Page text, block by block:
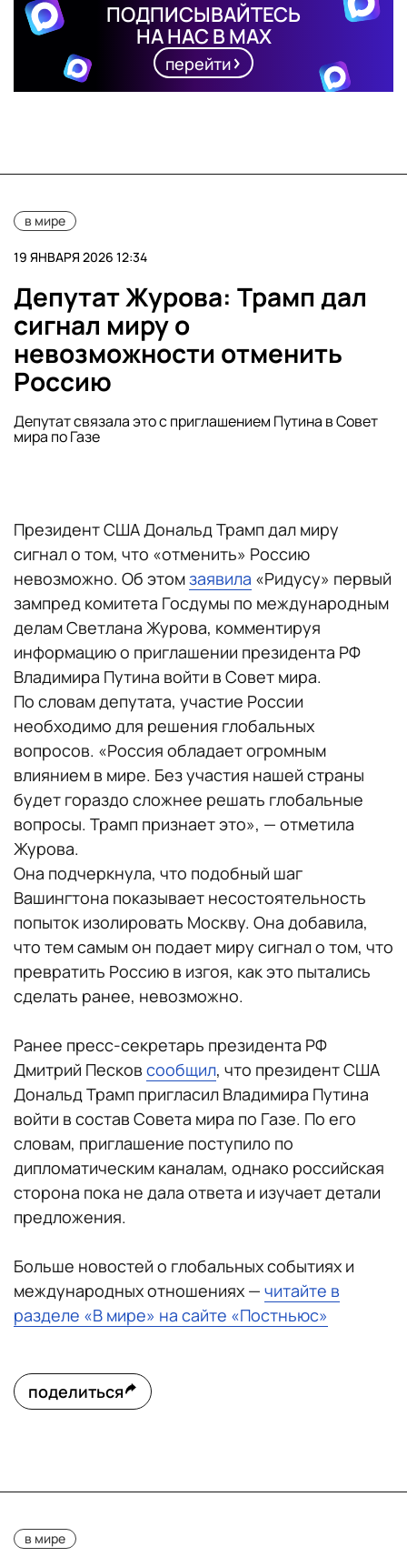
ПОДПИСЫВАЙТЕСЬ
НА НАС В MAX
перейти
в мире
19 ЯНВАРЯ 2026 12:34
Депутат Журова: Трамп дал
сигнал миру о
невозможности отменить
Россию
Депутат связала это с приглашением Путина в Совет
мира по Газе
Президент США Дональд Трамп дал миру
сигнал о том, что «отменить» Россию
невозможно. Об этомзаявила «Ридусу» первый
зампред комитета Госдумы по международным
делам Светлана Журова, комментируя
информацию о приглашении президента РФ
Владимира Путина войти в Совет мира.
По словам депутата, участие России
необходимо для решения глобальных
вопросов. «Россия обладает огромным
влиянием в мире. Без участия нашей страны
будет гораздо сложнее решать глобальные
вопросы. Трамп признает это», — отметила
Журова.
Она подчеркнула, что подобный шаг
Вашингтона показывает несостоятельность
попыток изолировать Москву. Она добавила,
что тем самым он подает миру сигнал о том, что
превратить Россию в изгоя, как это пытались
сделать ранее, невозможно.
Ранее пресс-секретарь президента РФ
Дмитрий Песков сообщил, что президент США
Дональд Трамп пригласил Владимира Путина
войти в состав Совета мира по Газе. По его
словам, приглашение поступило по
дипломатическим каналам, однако российская
сторона пока не дала ответа и изучает детали
предложения.
Больше новостей о глобальных событиях и
международных отношениях — читайте в
разделе «В мире» на сайте «Постньюс»
поделиться
в мире